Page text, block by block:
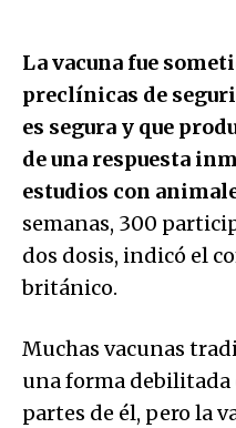
La vacuna fue
preclínicas de
es segura y que
de una respuesta
estudios con
semanas, 300
dos dosis, indicó el
británico.
Muchas vacunas
una forma debilitada
partes de él, pero la